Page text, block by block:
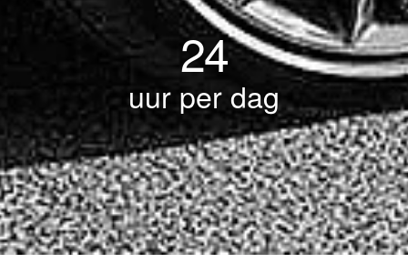
24
uur per dag